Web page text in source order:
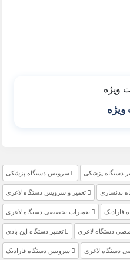
ویژه
دستگاه پزشکی سرویس دستگاه پزشکی
بدنسازی تعمیر و سرویس دستگاه لاغری
فارادیک تعمیرات تخصصی دستگاه‌ لاغری
دستگاه‌ لاغری تعمیر دستگاه این بادی
دستگاه‌ لاغری سرویس دستگاه فارادیک